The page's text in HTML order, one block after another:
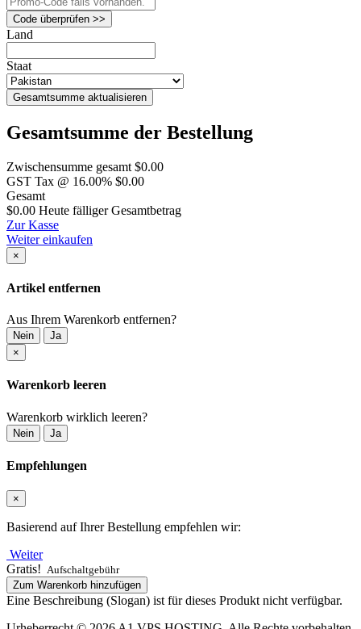
Code überprüfen >>
Land
Staat
Gesamtsumme aktualisieren
Gesamtsumme der Bestellung
Zwischensumme gesamt $0.00
GST Tax @ 16.00% $0.00
Gesamt
$0.00 Heute fälliger Gesamtbetrag
Zur Kasse
Weiter einkaufen
×
Artikel entfernen
Aus Ihrem Warenkorb entfernen?
Nein
Ja
×
Warenkorb leeren
Warenkorb wirklich leeren?
Nein Ja
Empfehlungen
×
Basierend auf Ihrer Bestellung empfehlen wir:
Weiter
Gratis! Aufschaltgebühr
Zum Warenkorb hinzufügen
Eine Beschreibung (Slogan) ist für dieses Produkt nicht verfügbar.